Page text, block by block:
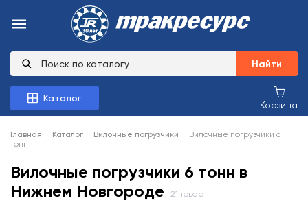
Найти
Каталог
Корзина
Главная Каталог Вилочные погрузчики
Вилочные погрузчики 6
тонн
Вилочные погрузчики 6 тонн в
Нижнем Новгороде
21 товар